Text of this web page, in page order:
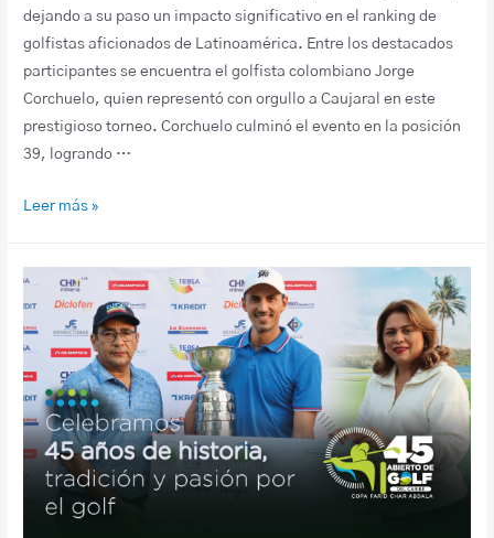
dejando a su paso un impacto significativo en el ranking de
golfistas aficionados de Latinoamérica. Entre los destacados
participantes se encuentra el golfista colombiano Jorge
Corchuelo, quien representó con orgullo a Caujaral en este
prestigioso torneo. Corchuelo culminó el evento en la posición
39, logrando …
Leer más »